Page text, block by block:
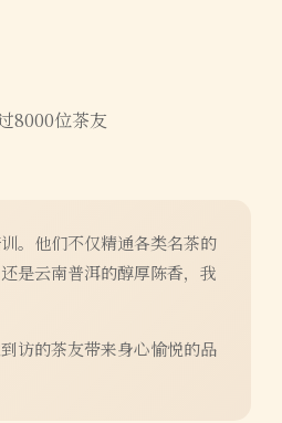
8000位茶友
。他们不仅精通各类名茶的
是云南普洱的醇厚陈香，我
访的茶友带来身心愉悦的品